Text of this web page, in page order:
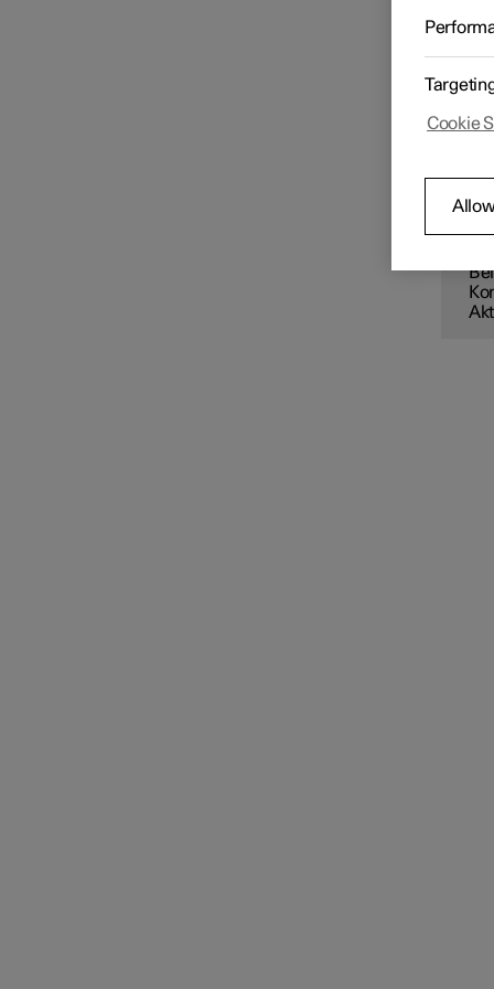
Bei
aus.
Cookie